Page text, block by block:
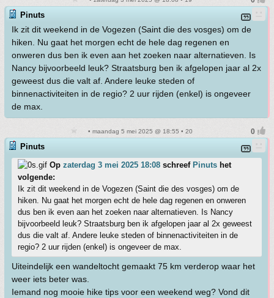
Pinuts
Ik zit dit weekend in de Vogezen (Saint die des vosges) om de
hiken. Nu gaat het morgen echt de hele dag regenen en
onweren dus ben ik even aan het zoeken naar alternatieven. Is
Nancy bijvoorbeeld leuk? Straatsburg ben ik afgelopen jaar al 2x
geweest dus die valt af. Andere leuke steden of
binnenactiviteiten in de regio? 2 uur rijden (enkel) is ongeveer
de max.
• maandag 5 mei 2025 @ 18:55 • 20
Pinuts
Op zaterdag 3 mei 2025 18:08 schreef Pinuts het
volgende:
Ik zit dit weekend in de Vogezen (Saint die des vosges) om de
hiken. Nu gaat het morgen echt de hele dag regenen en onweren
dus ben ik even aan het zoeken naar alternatieven. Is Nancy
bijvoorbeeld leuk? Straatsburg ben ik afgelopen jaar al 2x geweest
dus die valt af. Andere leuke steden of binnenactiviteiten in de
regio? 2 uur rijden (enkel) is ongeveer de max.
Uiteindelijk een wandeltocht gemaakt 75 km verderop waar het
weer iets beter was.
Iemand nog mooie hike tips voor een weekend weg? Vond dit